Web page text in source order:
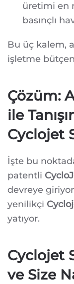
üretimi en
basınçlı
Bu üç kalem,
işletme
Çözüm:
ile
Cyclojet
İşte bu
patentli
devreye
yenilikçi
yatıyor.
Cyclojet
ve Size